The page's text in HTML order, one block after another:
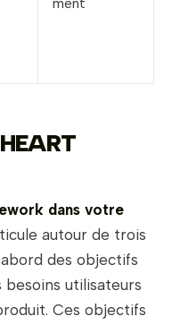
ment
dans votre
autour de trois
des objectifs
besoins utilisateurs
Ces objectifs